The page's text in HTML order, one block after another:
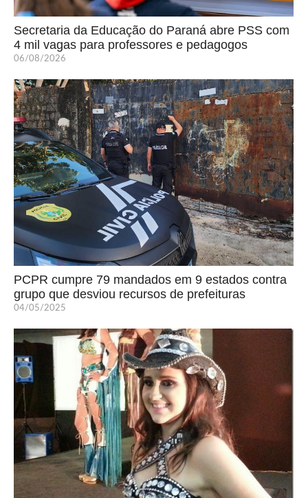
Secretaria da Educação do Paraná abre PSS com
4 mil vagas para professores e pedagogos
06/08/2026
PCPR cumpre 79 mandados em 9 estados contra
grupo que desviou recursos de prefeituras
04/05/2025